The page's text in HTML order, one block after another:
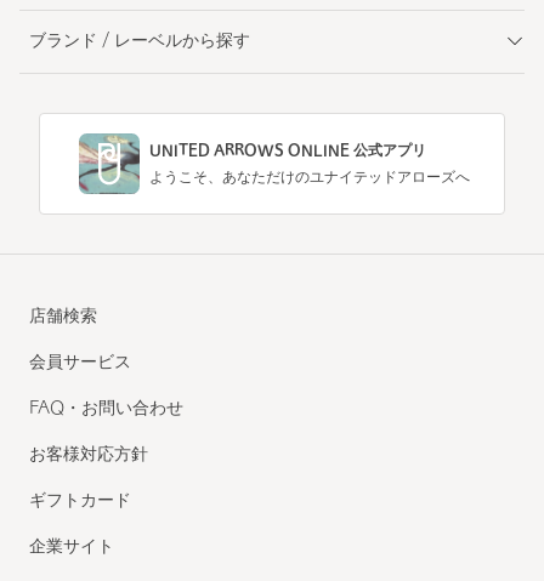
ブランド / レーベルから探す
UNITED ARROWS ONLINE 公式アプリ
ようこそ、あなただけのユナイテッドアローズへ
店舗検索
会員サービス
FAQ・お問い合わせ
お客様対応方針
ギフトカード
企業サイト